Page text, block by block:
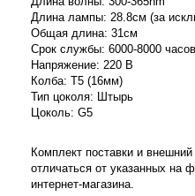
Длина лампы: 28.8см (за
Общая длина: 31см
Срок службы: 6000-8000 часов
Напряжение: 220 В
Колба: T5 (16мм)
Тип цоколя: Штырь
Цоколь: G5
Комплект поставки и
отличаться от указанных на
интернет-магазина.